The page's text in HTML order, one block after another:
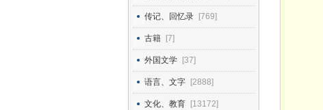
传记、回忆录 [769]
古籍 [7]
外国文学 [37]
语言、文字 [2888]
文化、教育 [13172]